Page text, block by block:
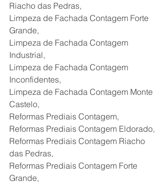
Riacho das Pedras,
Limpeza de Fachada Contagem Forte
Grande,
Limpeza de Fachada Contagem
Industrial,
Limpeza de Fachada Contagem
Inconfidentes,
Limpeza de Fachada Contagem Monte
Castelo,
Reformas Prediais Contagem,
Reformas Prediais Contagem Eldorado,
Reformas Prediais Contagem Riacho
das Pedras,
Reformas Prediais Contagem Forte
Grande,